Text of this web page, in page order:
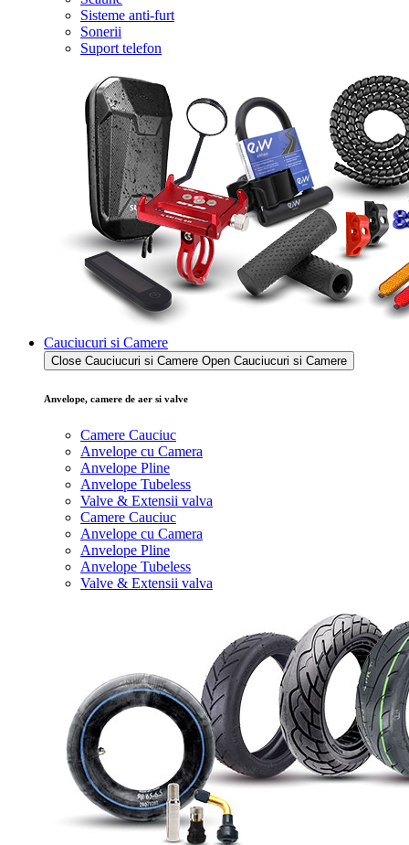
Sisteme anti-furt
Sonerii
Suport telefon
Cauciucuri si Camere
Close Cauciucuri si Camere Open Cauciucuri si Camere
Anvelope, camere de aer si valve
Camere Cauciuc
Anvelope cu Camera
Anvelope Pline
Anvelope Tubeless
Valve & Extensii valva
Camere Cauciuc
Anvelope cu Camera
Anvelope Pline
Anvelope Tubeless
Valve & Extensii valva